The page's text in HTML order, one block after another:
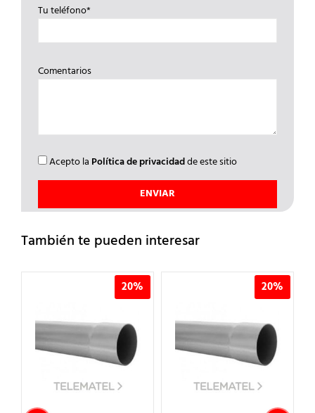
Tu teléfono*
Comentarios
Acepto la Política de privacidadde este sitio
También te pueden interesar
20% 20%